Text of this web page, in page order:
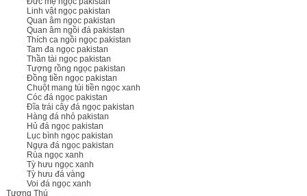
Linh vật ngọc pakistan
Quan âm ngọc pakistan
Quan âm ngồi đá pakistan
Thích ca ngồi ngọc pakistan
Tam đa ngọc pakistan
Thần tài ngọc pakistan
Tượng rồng ngọc pakistan
Đồng tiền ngọc pakistan
Chuột mang túi tiền ngọc xanh
Cóc đá ngọc pakistan
Đĩa trái cây đá ngọc pakistan
Hàng đá nhỏ pakistan
Hủ đá ngọc pakistan
Lục bình ngọc pakistan
Ngựa đá ngọc pakistan
Rùa ngọc xanh
Tỳ hưu ngọc xanh
Tỳ hưu đá vàng
Voi đá ngọc xanh
Tượng Thú